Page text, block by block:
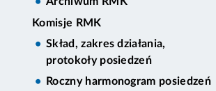
Komisje RMK
Skład, zakres działania,
protokoły posiedzeń
Roczny harmonogram posiedzeń